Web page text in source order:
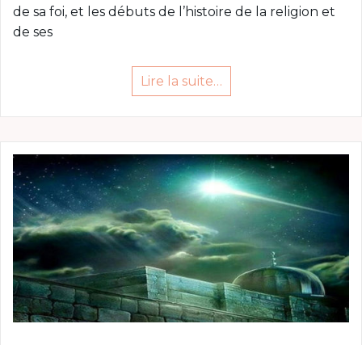
de sa foi, et les débuts de l’histoire de la religion et
de ses
Lire la suite…